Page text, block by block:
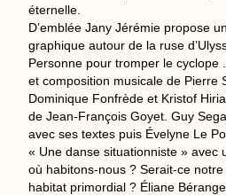
éternelle.
D’emblée Jany Jérémie propose
graphique autour de la ruse
Personne pour tromper le cyclope
et composition musicale de Pierre
Dominique Fonfrède et Kristof
de Jean-François Goyet. Guy
avec ses textes puis Évelyne Le
« Une danse situationniste » avec
où habitons-nous ? Serait-ce
habitat primordial ? Éliane